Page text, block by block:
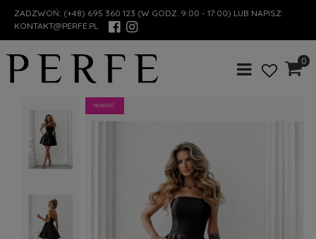
ZADZWOŃ: (+48) 695 360 123 (W GODZ. 9:00 - 17:00) LUB NAPISZ:
KONTAKT@PERFE.PL
0
NOWOŚĆ